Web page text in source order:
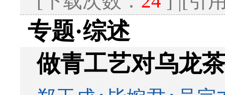
专题·综述
做青工艺对乌龙